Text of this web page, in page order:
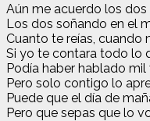
Aún me acuerdo los
Los dos soñando en el
Cuanto te reías, cuando
Si yo te contara todo lo
Podía haber hablado
Pero solo contigo lo
Puede que el día de
Pero que sepas que lo